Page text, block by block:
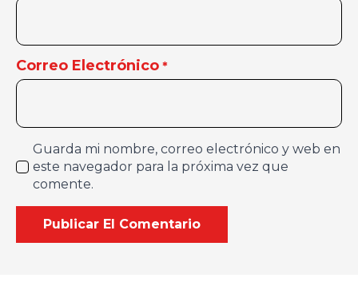
Correo Electrónico *
Guarda mi nombre, correo electrónico y web en
este navegador para la próxima vez que
comente.